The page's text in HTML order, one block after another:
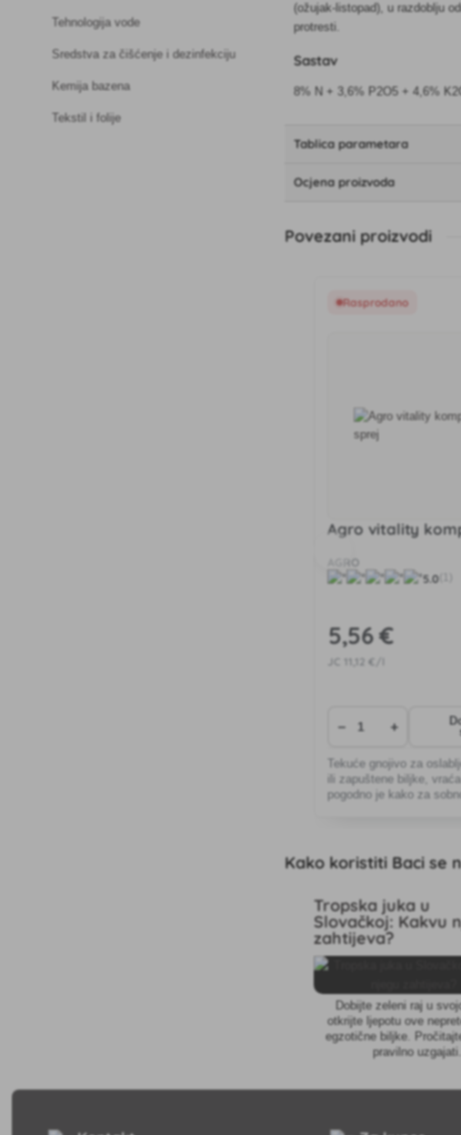
Tehnologija vode
Sredstva za čišćenje i dezinfekciju
Kemija bazena
Tekstil i folije
(ožujak-listopad), u razdoblju
protresti.
Sastav
8% N + 3,6% P2O5 + 4,6%
Tablica parametara
Ocjena proizvoda
Povezani proizvodi
Rasprodano
Agro vitality
AGRO
5.0
5,56 €
JC 11 ,12 €/l
− +
Tekuće gnojivo za
ili zapuštene biljke,
pogodno je kako za
Kako koristiti Baci se
Tropska juka u
Slovačkoj: Kakvu
zahtijeva?
Dobijte zeleni raj u
otkrijte ljepotu ove
egzotične biljke.
pravilno uzgajati.